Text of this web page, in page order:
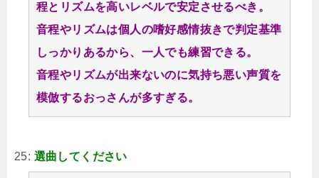
程とリズムを高いレベルで安定させるべき。
音程やリズムは個人の嗜好感情抜きで判定基準
しっかりあるから、一人でも練習できる。
音程やリズムが出来ないのに気持ち悪い声質を
模倣するおっさんが多すぎる。
25: 選曲してください